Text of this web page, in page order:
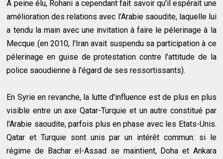
A peine élu, Rohani a cependant fait savoir qu'il espérait une
amélioration des relations avec l'Arabie saoudite, laquelle lui
a tendu la main avec une invitation à faire le pélerinage à la
Mecque (en 2010, l'Iran avait suspendu sa participation à ce
pélerinage en guise de protestation contre l'attitude de la
police saoudienne à l'égard de ses ressortissants).
En Syrie en revanche, la lutte d'influence est de plus en plus
visible entre un axe Qatar-Turquie et un autre constitué par
l'Arabie saoudite, parfois plus en phase avec les Etats-Unis.
Qatar et Turquie sont unis par un intérêt commun: si le
régime de Bachar el-Assad se maintient, Doha et Ankara